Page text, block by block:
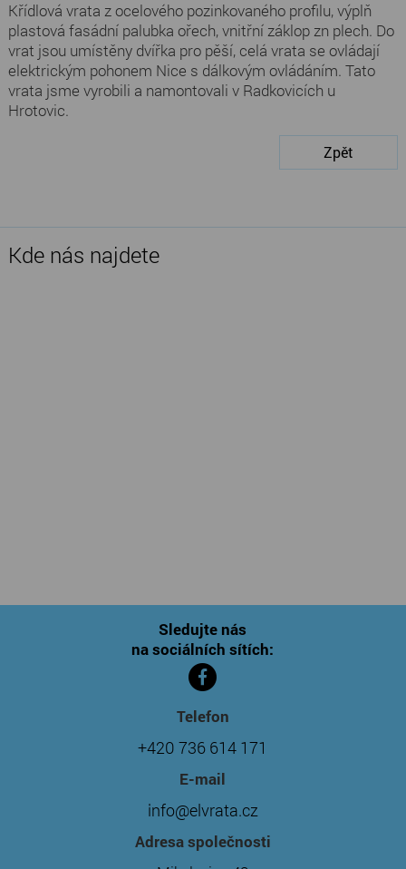
Křídlová vrata z ocelového pozinkovaného profilu, výplň
plastová fasádní palubka ořech, vnitřní záklop zn plech. Do
vrat jsou umístěny dvířka pro pěší, celá vrata se ovládají
elektrickým pohonem Nice s dálkovým ovládáním. Tato
vrata jsme vyrobili a namontovali v Radkovicích u
Hrotovic.
Zpět
Kde nás najdete
Sledujte nás
na sociálních sítích:
Telefon
+420 736 614 171
E-mail
info@elvrata.cz
Adresa společnosti